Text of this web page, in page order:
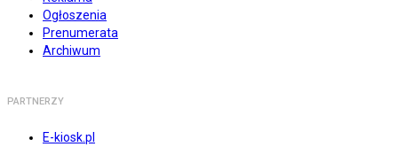
Ogłoszenia
Prenumerata
Archiwum
PARTNERZY
E-kiosk.pl